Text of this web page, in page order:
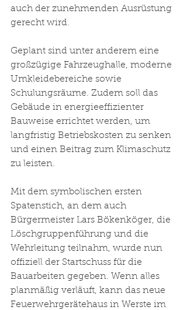
auch der zunehmenden Ausrüstung
gerecht wird.
Geplant sind unter anderem eine
großzügige Fahrzeughalle, moderne
Umkleidebereiche sowie
Schulungsräume. Zudem soll das
Gebäude in energieeffizienter
Bauweise errichtet werden, um
langfristig Betriebskosten zu senken
und einen Beitrag zum Klimaschutz
zu leisten.
Mit dem symbolischen ersten
Spatenstich, an dem auch
Bürgermeister Lars Bökenköger, die
Löschgruppenführung und die
Wehrleitung teilnahm, wurde nun
offiziell der Startschuss für die
Bauarbeiten gegeben. Wenn alles
planmäßig verläuft, kann das neue
Feuerwehrgerätehaus in Werste im